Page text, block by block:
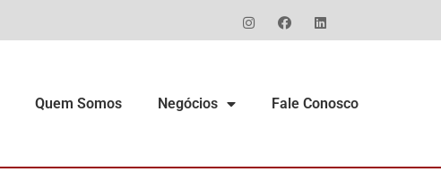
Quem Somos Negócios Fale Conosco